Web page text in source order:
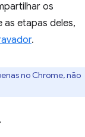
os
etapas deles,
.
no Chrome, não